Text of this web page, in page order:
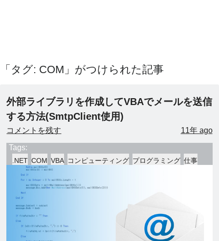
「タグ: COM」がつけられた記事
外部ライブラリを作成してVBAでメールを送信
する方法(SmtpClient使用)
コメントを残す 11年 ago
Tags:
.NET COM VBA コンピューティング プログラミング 仕事